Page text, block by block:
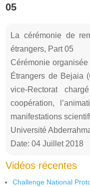
05
La cérémonie de
étrangers, Part 05
Cérémonie
Étrangers de Bejaia
vice-Rectorat
coopération,
manifestations
Université
Date: 04 Juillet 2018
Vidéos récentes
Challenge National